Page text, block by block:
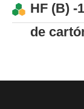
HF (B) -
de